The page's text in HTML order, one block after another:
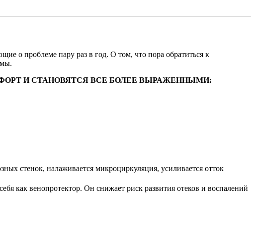
о проблеме пару раз в год. О том, что пора обратиться к
И СТАНОВЯТСЯ ВСЕ БОЛЕЕ ВЫРАЖЕННЫМИ:
стенок, налаживается микроциркуляция, усиливается отток
как венопротектор. Он снижает риск развития отеков и воспалений